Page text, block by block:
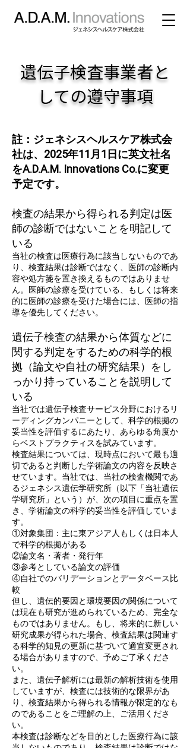
遺伝子検査事業者と
しての遵守事項
註：ジェネシスヘルスケア株式会
社は、2025年11月1日に英文社名
をA.D.A.M. Innovations Co.に変更
予定です。
検査の結果から得られる判定は医
師の診断ではないことを明記して
いる
当社の検査は医療行為に該当しないものであ
り、検査結果は診断ではなく、医師の診断内
容や処方箋を置き換えるものではありませ
ん。医師の診療を受けている、もしくは将来
的に医師の診療を受けた場合には、医師の指
導を優先してください。
遺伝子検査の結果から体質などに
関する判定をするための科学的根
拠（論文や自社の研究結果）をし
っかり持っていることを説明して
いる
当社では遺伝子検査サービス分野におけるリ
ーディングカンパニーとして、科学的根拠の
妥当性を評価するにあたり、あらゆる角度か
らベストプラクティスを試みています。
検査結果については、現時点において最も適
切であると判断した学術論文の内容を反映さ
せています。当社では、当社の検査機関であ
るジェネシス遺伝学研究所（以下「当社遺伝
学研究所」という）が、次の項目に重点を置
き、学術論文の科学的妥当性を評価していま
す。
①対象集団：主に東アジア人もしくは日本人
で科学的根拠がある
②論文名・著者・発行年
③参考としている論文の評価
④自社でのバリデーションとデータベース比
較
但し、遺伝的要因と環境要因の関係について
は現在も研究が進められているため、完全な
ものではありません。もし、将来的に新しい
研究成果が得られた場合、検査結果は関連す
る科学的知見の更新に基づいて適宜変更され
る場合がありますので、予めご了承くださ
い。
また、遺伝子解析には最新の解析技術を使用
していますが、検査には技術的な限界があ
り、検査結果から得られる情報が限定的なも
のであることをご理解の上、ご活用くださ
い。
本検査は診断などを目的とした医療行為に該